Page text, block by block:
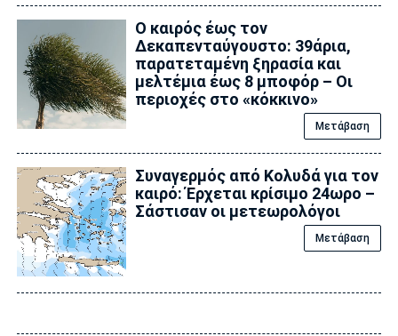
Ο καιρός έως τον
Δεκαπενταύγουστο: 39άρια,
παρατεταμένη ξηρασία και
μελτέμια έως 8 μποφόρ – Οι
περιοχές στο «κόκκινο»
Μετάβαση
Συναγερμός από Κολυδά για τον
καιρό: Έρχεται κρίσιμο 24ωρο –
Σάστισαν οι μετεωρολόγοι
Μετάβαση